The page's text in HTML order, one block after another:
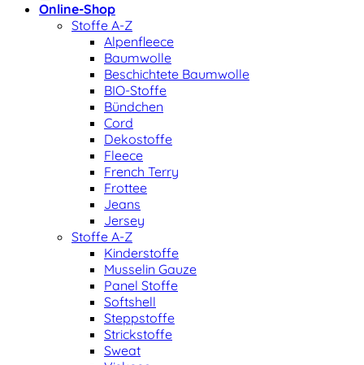
Online-Shop
Stoffe A-Z
Alpenfleece
Baumwolle
Beschichtete Baumwolle
BIO-Stoffe
Bündchen
Cord
Dekostoffe
Fleece
French Terry
Frottee
Jeans
Jersey
Stoffe A-Z
Kinderstoffe
Musselin Gauze
Panel Stoffe
Softshell
Steppstoffe
Strickstoffe
Sweat